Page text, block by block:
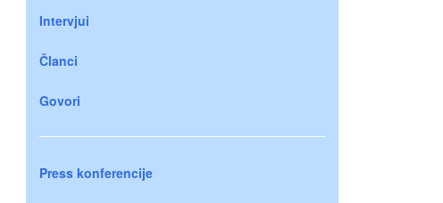
Intervjui
Članci
Govori
Press konferencije